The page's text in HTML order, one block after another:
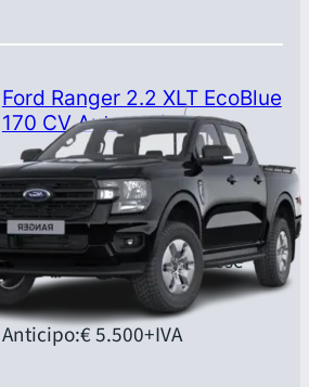
Ford Ranger 2.2 XLT EcoBlue
170 CV Automatica
48 mesi per 40.000 km
Canone:€ 499,00+IVA/mese
Anticipo:€ 5.500+IVA